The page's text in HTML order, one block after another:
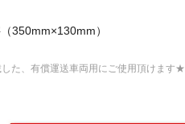
350mm×130mm）
た、有償運送車両用にご使用頂けます★